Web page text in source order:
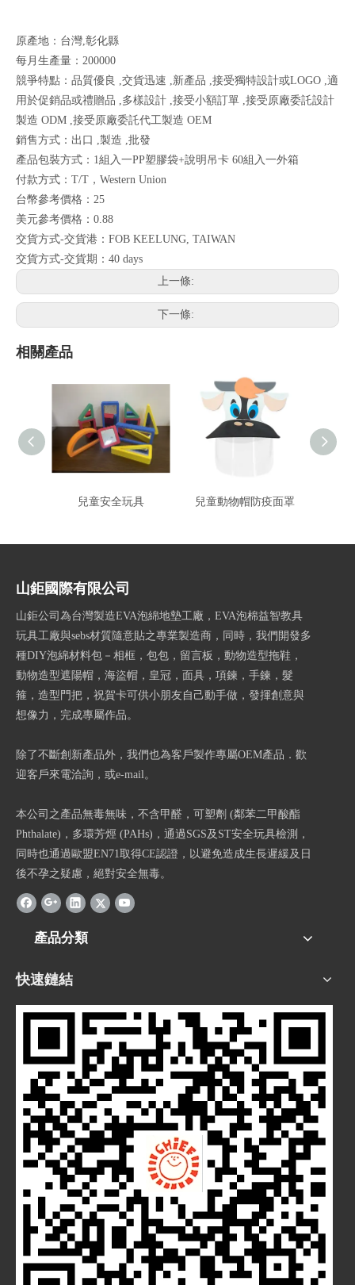
原產地：台灣,彰化縣
每月生產量：200000
競爭特點：品質優良 ,交貨迅速 ,新產品 ,接受獨特設計或LOGO ,適
用於促銷品或禮贈品 ,多樣設計 ,接受小額訂單 ,接受原廠委託設計
製造 ODM ,接受原廠委託代工製造 OEM
銷售方式：出口 ,製造 ,批發
產品包裝方式：1組入一PP塑膠袋+說明吊卡 60組入一外箱
付款方式：T/T，Western Union
台幣參考價格：25
美元參考價格：0.88
交貨方式-交貨港：FOB KEELUNG, TAIWAN
交貨方式-交貨期：40 days
上一條:
下一條:
相關產品
兒童安全玩具 兒童動物帽防疫面罩
山鉅國際有限公司
山鉅公司為台灣製造EVA泡綿地墊工廠，EVA泡棉益智教具
玩具工廠與sebs材質隨意貼之專業製造商，同時，我們開發多
種DIY泡綿材料包－相框，包包，留言板，動物造型拖鞋，
動物造型遮陽帽，海盜帽，皇冠，面具，項鍊，手鍊，髮
箍，造型門把，祝賀卡可供小朋友自己動手做，發揮創意與
想像力，完成專屬作品。
除了不斷創新產品外，我們也為客戶製作專屬OEM產品．歡
迎客戶來電洽詢，或e-mail。
本公司之產品無毒無味，不含甲醛，可塑劑 (鄰苯二甲酸酯
Phthalate)，多環芳烴 (PAHs)，通過SGS及ST安全玩具檢測，
同時也通過歐盟EN71取得CE認證，以避免造成生長遲緩及日
後不孕之疑慮，絕對安全無毒。
產品分類
快速鏈結